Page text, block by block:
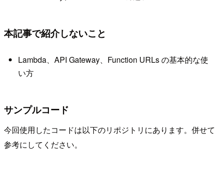
本記事で紹介しないこと
Lambda、API Gateway、Function URLs の基本的な使
い方
サンプルコード
今回使用したコードは以下のリポジトリにあります。併せて
参考にしてください。